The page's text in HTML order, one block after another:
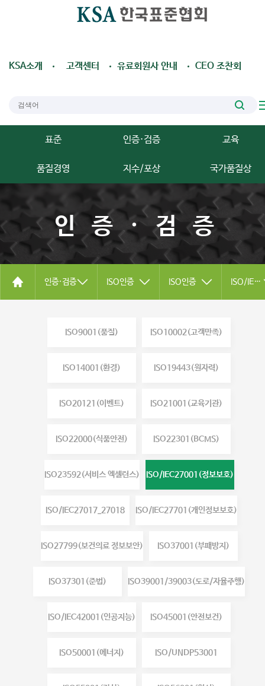
KSA소개 고객센터 유료회원사 안내 CEO 조찬회
표준 인증·검증 교육
품질경영 지수/포상 국가품질상
인증·검증
인증·검증 ISO인증 ISO인증 ISO/IEC27001(정보보호)
ISO9001(품질) ISO10002(고객만족)
ISO14001(환경) ISO19443(원자력)
ISO20121(이벤트) ISO21001(교육기관)
ISO22000(식품안전) ISO22301(BCMS)
ISO23592(서비스 엑셀런스) ISO/IEC27001(정보보호)
ISO/IEC27017_27018 ISO/IEC27701(개인정보보호)
ISO27799(보건의료 정보보안) ISO37001(부패방지)
ISO37301(준법) ISO39001/39003(도로/자율주행)
ISO/IEC42001(인공지능) ISO45001(안전보건)
ISO50001(에너지) ISO/UNDP53001